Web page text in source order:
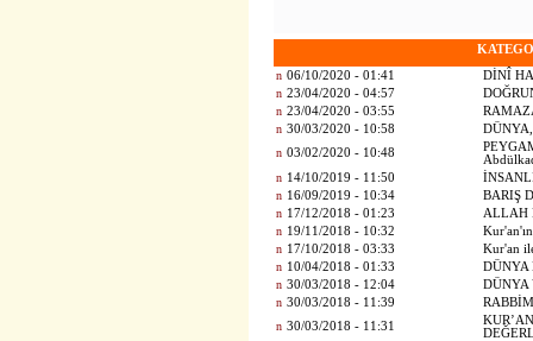
n 06/10/2020 - 01:41
DİNÎ
n 23/04/2020 - 04:57
n 23/04/2020 - 03:55
n 30/03/2020 - 10:58
n 03/02/2020 - 10:48
n 14/10/2019 - 11:50
n 16/09/2019 - 10:34
BARIŞ
n 17/12/2018 - 01:23
ALLAH
n 19/11/2018 - 10:32
n 17/10/2018 - 03:33
Kur'an
n 10/04/2018 - 01:33
DÜNYA
n 30/03/2018 - 12:04
DÜNYA
n 30/03/2018 - 11:39
n 30/03/2018 - 11:31